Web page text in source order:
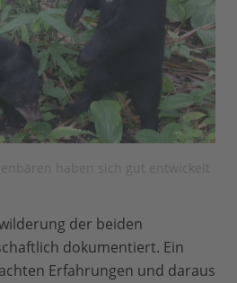
der beiden
dokumentiert. Ein
Erfahrungen und daraus